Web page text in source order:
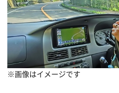
※画像はイメージです